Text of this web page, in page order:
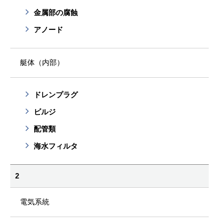
金属部の腐蝕
アノード
艇体（内部）
ドレンプラグ
ビルジ
配管類
海水フィルタ
2
電気系統